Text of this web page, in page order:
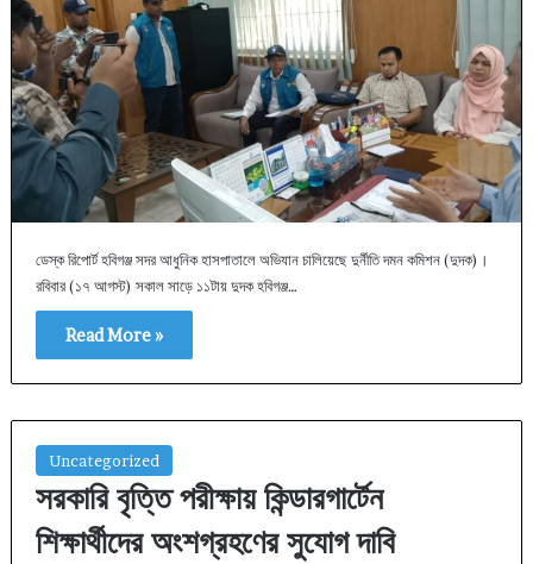
ডেস্ক রিপোর্ট হবিগঞ্জ সদর আধুনিক হাসপাতালে অভিযান চালিয়েছে দুর্নীতি দমন কমিশন (দুদক)।
রবিবার (১৭ আগস্ট) সকাল সাড়ে ১১টায় দুদক হবিগঞ্জ…
Read More »
Uncategorized
সরকারি বৃত্তি পরীক্ষায় কিন্ডারগার্টেন
শিক্ষার্থীদের অংশগ্রহণের সুযোগ দাবি